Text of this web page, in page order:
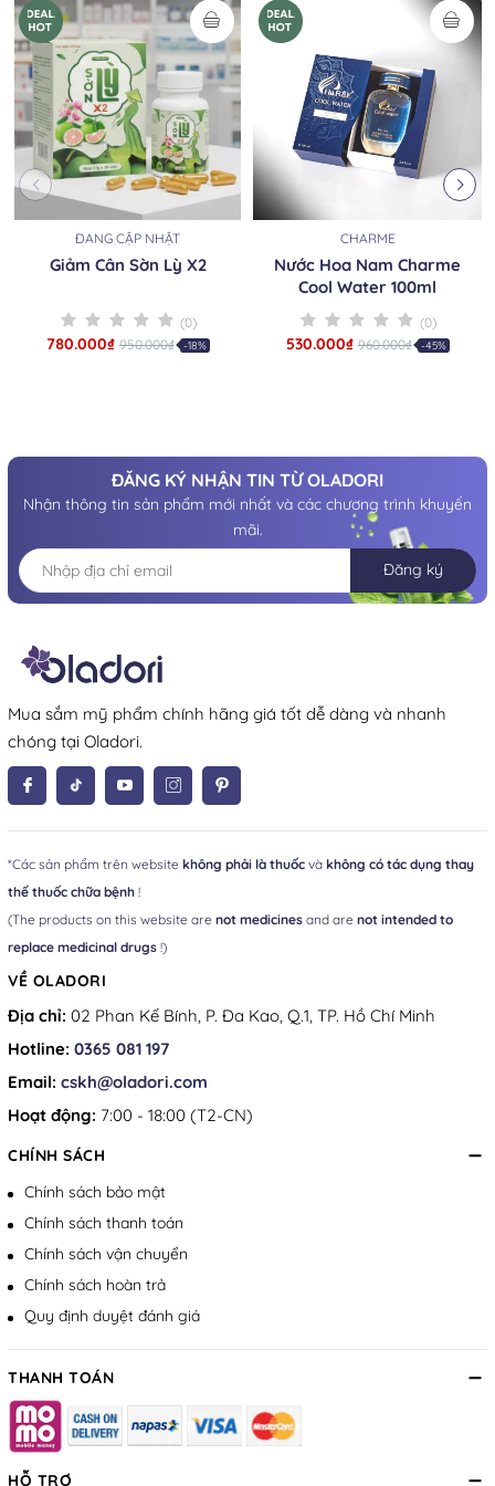
ĐANG CẬP NHẬT
Giảm Cân Sờn Lỳ X2
(0)
780.000₫ 950.000₫ -18%
CHARME
Nước Hoa Nam Charme
Cool Water 100ml
(0)
530.000₫ 960.000₫ -45%
ĐĂNG KÝ NHẬN TIN TỪ OLADORI
Nhận thông tin sản phẩm mới nhất và các chương trình khuyến
mãi.
Đăng ký
Mua sắm mỹ phẩm chính hãng giá tốt dễ dàng và nhanh
chóng tại Oladori.
*Các sản phẩm trên website không phải là thuốc và không có tác dụng thay
thế thuốc chữa bệnh !
(The products on this website are not medicines and are not intended to
replace medicinal drugs !)
VỀ OLADORI
Địa chỉ: 02 Phan Kế Bính, P. Đa Kao, Q.1, TP. Hồ Chí Minh
Hotline: 0365 081 197
Email: cskh@oladori.com
Hoạt động: 7:00 - 18:00 (T2-CN)
CHÍNH SÁCH
Chính sách bảo mật
Chính sách thanh toán
Chính sách vận chuyển
Chính sách hoàn trả
Quy định duyệt đánh giá
THANH TOÁN
HỖ TRỢ